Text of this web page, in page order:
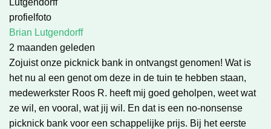
Brian Lutgendorff
2 maanden geleden
Zojuist onze picknick bank in ontvangst genomen! Wat is
het nu al een genot om deze in de tuin te hebben staan,
medewerkster Roos R. heeft mij goed geholpen, weet wat
ze wil, en vooral, wat jij wil. En dat is een no-nonsense
picknick bank voor een schappelijke prijs. Bij het eerste